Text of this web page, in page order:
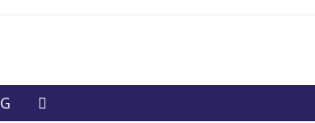
TOGGLE